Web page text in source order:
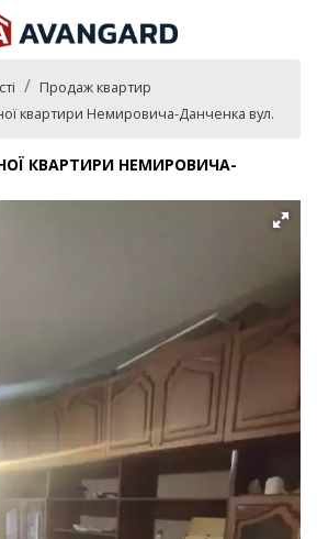
Продаж квартир
квартири Немировича-Данченка вул.
КВАРТИРИ НЕМИРОВИЧА-